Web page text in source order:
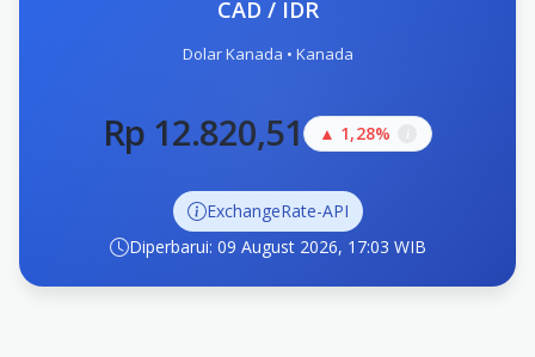
CAD / IDR
Dolar Kanada • Kanada
Rp 12.820,51 ▲ 1,28%
ExchangeRate-API
Diperbarui: 09 August 2026, 17:03 WIB